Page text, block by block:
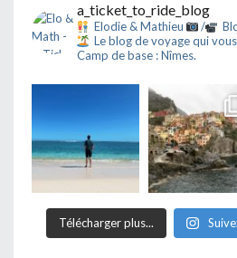
a_ticket_to_ride_blog
Elodie & Mathieu /
Le blog de voyage qui
Camp de base : Nîmes.
Télécharger plus...